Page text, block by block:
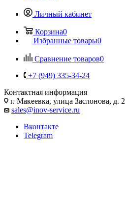
Личный кабинет
Корзина0
Избранные товары0
Сравнение товаров0
+7 (949) 335-34-24
Контактная информация
г. Макеевка, улица Заслонова, д. 2
sales@inov-service.ru
Вконтакте
Telegram